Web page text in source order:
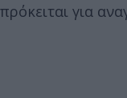
πρόκειται για